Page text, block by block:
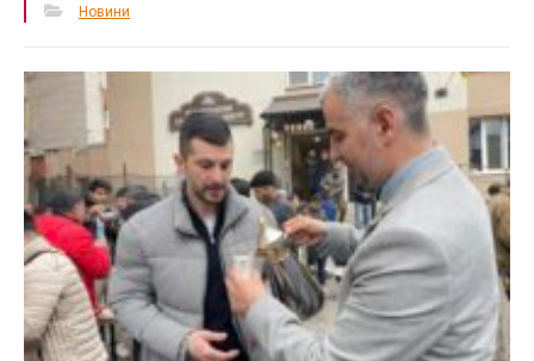
Новини